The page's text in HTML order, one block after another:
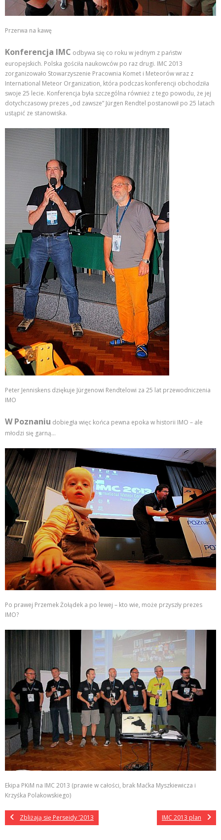
Przerwa na kawę
Konferencja IMC odbywa się co roku w jednym z państw
europejskich. Polska gościła naukowców po raz drugi. IMC 2013
zorganizowało Stowarzyszenie Pracownia Komet i Meteorów wraz z
International Meteor Organization, która podczas konferencji obchodziła
swoje 25 lecie. Konferencja była szczególna również z tego powodu, że jej
dotychczasowy prezes „od zawsze” Jürgen Rendtel postanowił po 25 latach
ustąpić ze stanowiska.
Peter Jenniskens dziękuje Jürgenowi Rendtelowi za 25 lat przewodniczenia
IMO
W Poznaniu dobiegła więc końca pewna epoka w historii IMO – ale
młodzi się garną…
Po prawej Przemek Żołądek a po lewej – kto wie, może przyszły prezes
IMO?
Ekipa PKiM na IMC 2013 (prawie w całości, brak Maćka Myszkiewicza i
Krzyśka Polakowskiego)
Zbliżają się Perseidy '2013 IMC 2013 plan